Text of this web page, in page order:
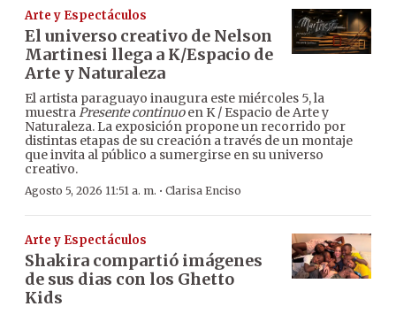
Arte y Espectáculos
El universo creativo de Nelson
Martinesi llega a K/Espacio de
Arte y Naturaleza
El artista paraguayo inaugura este miércoles 5, la
muestraPresente continuoen K / Espacio de Arte y
Naturaleza. La exposición propone un recorrido por
distintas etapas de su creación a través de un montaje
que invita al público a sumergirse en su universo
creativo.
Agosto 5, 2026 11:51 a. m. · Clarisa Enciso
Arte y Espectáculos
Shakira compartió imágenes
de sus dias con los Ghetto
Kids